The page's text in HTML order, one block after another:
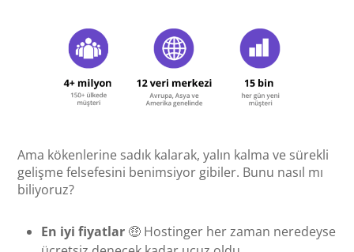
Ama kökenlerine sadık kalarak, yalın kalma ve sürekli
gelişme felsefesini benimsiyor gibiler. Bunu nasıl mı
biliyoruz?
En iyi fiyatlar 🤑 Hostinger her zaman neredeyse